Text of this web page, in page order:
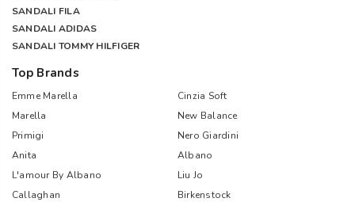
SANDALI FILA
SANDALI ADIDAS
SANDALI TOMMY HILFIGER
Top Brands
Emme Marella
Cinzia Soft
Marella
New Balance
Primigi
Nero Giardini
Anita
Albano
L'amour By Albano
Liu Jo
Callaghan
Birkenstock